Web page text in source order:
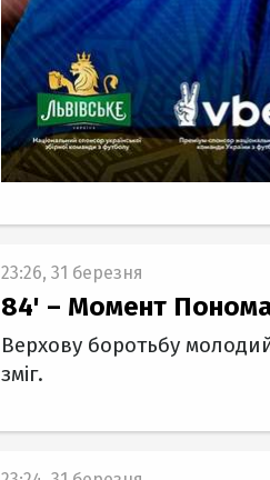
23:26, 31 березня
84' – Момент
Верхову боротьбу
зміг.